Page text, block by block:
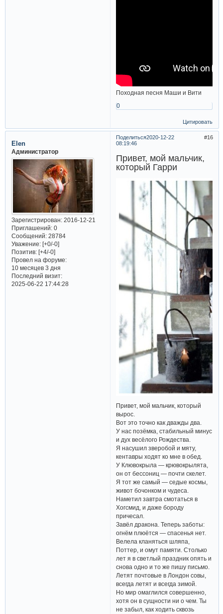
Походная песня Маши и Вити
0
Цитировать
Поделиться 16
2020-12-22
08:19:46
Elen
Администратор
Зарегистрирован: 2016-12-21
Приглашений:0
Сообщений:28784
Уважение: [+0/-0]
Позитив: [+4/-0]
Провел на форуме:
10 месяцев 3 дня
Последний визит:
2025-06-22 17:44:28
Привет, мой мальчик,
который Гарри
Привет, мой мальчик, который
вырос.
Вот это точно как дважды два.
У нас позёмка, стабильный минус
и дух весёлого Рождества.
Я насушил зверобой и мяту,
кентавры ходят ко мне в обед.
У Клювокрыла — крювокрылята,
он от бессониц — почти скелет.
Я тот же самый — седые космы,
живот бочонком и чудеса.
Наметил завтра смотаться в
Хогсмид, и даже бороду
причесал.
Завёл дракона. Теперь заботы:
огнём плюётся — спасенья нет.
Велела кланяться шляпа,
Поттер, и омут памяти. Столько
лет я в светлый праздник опять и
снова одно и то же пишу письмо.
Летят почтовые в Лондон совы,
всегда летят и всегда зимой.
Но мир омаглился совершенно,
хотя он в сущности ни о чем. Ты
не забыл, как ходить сквозь